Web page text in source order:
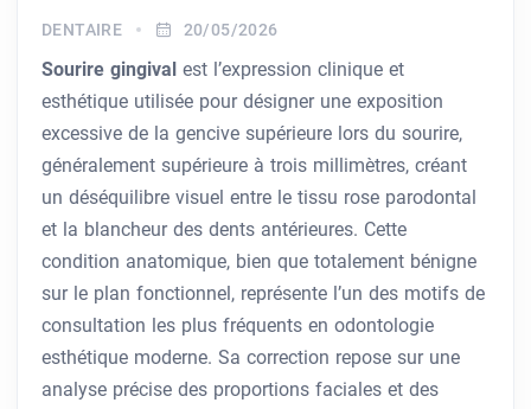
DENTAIRE 20/05/2026
Sourire gingival est l’expression clinique et
esthétique utilisée pour désigner une exposition
excessive de la gencive supérieure lors du sourire,
généralement supérieure à trois millimètres, créant
un déséquilibre visuel entre le tissu rose parodontal
et la blancheur des dents antérieures. Cette
condition anatomique, bien que totalement bénigne
sur le plan fonctionnel, représente l’un des motifs de
consultation les plus fréquents en odontologie
esthétique moderne. Sa correction repose sur une
analyse précise des proportions faciales et des